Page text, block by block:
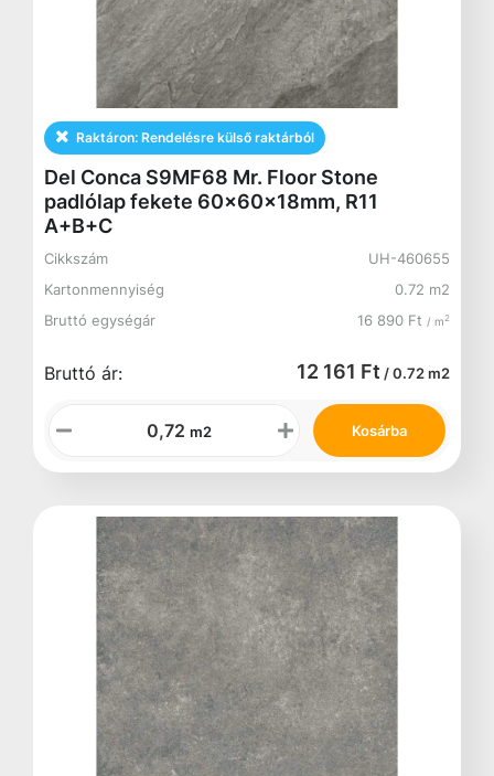
Raktáron: Rendelésre külső raktárból
Del Conca S9MF68 Mr. Floor Stone
padlólap fekete 60x60x18mm, R11
A+B+C
Cikkszám
UH-460655
Kartonmennyiség
0.72 m2
Bruttó egységár
16 890 Ft / m2
Bruttó ár: 12 161 Ft / 0.72 m2
m2 Kosárba